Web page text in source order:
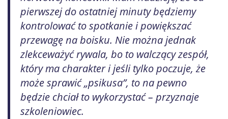
pierwszej do ostatniej minuty będziemy
kontrolować to spotkanie i powiększać
przewagę na boisku. Nie można jednak
zlekceważyć rywala, bo to walczący zespół,
który ma charakter i jeśli tylko poczuje, że
może sprawić „psikusa”, to na pewno
będzie chciał to wykorzystać – przyznaje
szkoleniowiec.